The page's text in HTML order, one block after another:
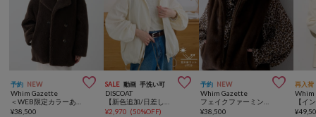
予約 NEW 
Whim Gazette
¥38,500
SALE 動画 手洗い可 
DISCOAT
¥2,970 (50%OFF)
予約 NEW 
Whim Gazette
¥38,500
再入荷
Whim
¥